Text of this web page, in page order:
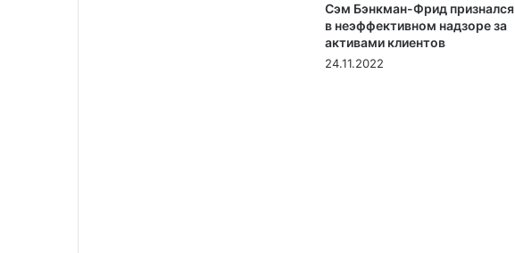
Сэм Бэнкман-Фрид признался
в неэффективном надзоре за
активами клиентов
24.11.2022